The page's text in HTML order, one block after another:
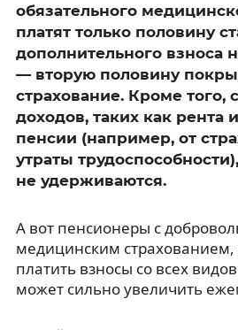
обязательного
платят только половину
дополнительного взноса
— вторую половину
страхование. Кроме того,
доходов, таких как рента
пенсии (например, от
утраты
не удерживаются.
А вот пенсионеры с
медицинским страхованием,
платить взносы со всех
может сильно увеличить